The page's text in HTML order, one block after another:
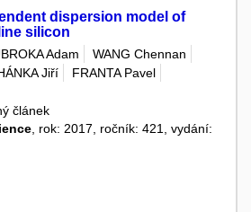
dispersion model of
silicon
Adam
WANG Chennan
Jiří
FRANTA Pavel
článek
, rok: 2017, ročník: 421, vydání: